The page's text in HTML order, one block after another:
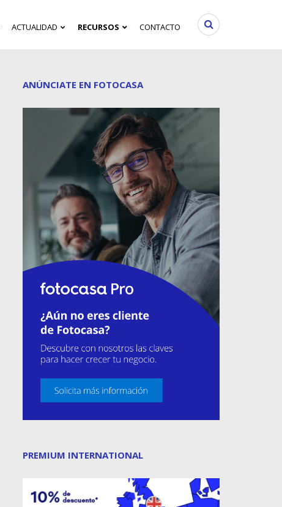
ACTUALIDAD RECURSOS CONTACTO
ANÚNCIATE EN FOTOCASA
PREMIUM INTERNATIONAL